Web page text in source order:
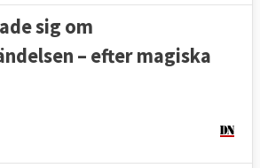
sig om
– efter magiska